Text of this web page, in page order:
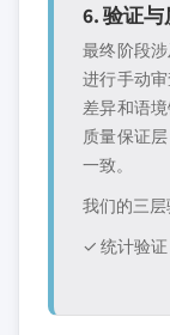
6. 验证
最终阶段
进行手动
差异和语
质量保证
一致。
我们的三层
✓ 统计验证